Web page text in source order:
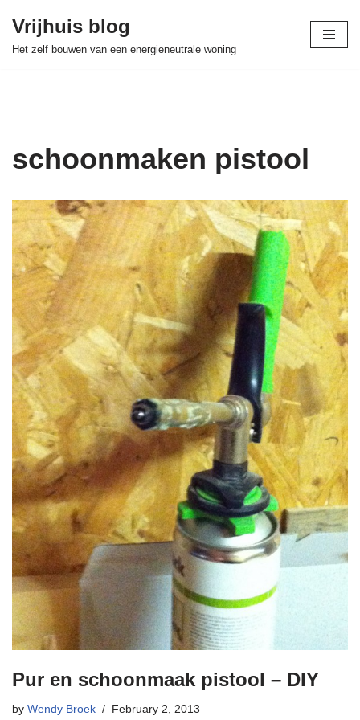
Skip
Vrijhuis blog
Het zelf bouwen van een energieneutrale woning
schoonmaken pistool
Pur en schoonmaak pistool – DIY
by Wendy Broek February 2, 2013